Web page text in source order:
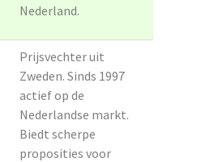
Nederland.
Prijsvechter uit
Zweden. Sinds 1997
actief op de
Nederlandse markt.
Biedt scherpe
proposities voor